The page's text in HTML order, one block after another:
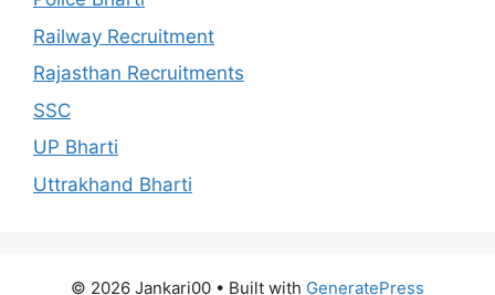
Railway Recruitment
Rajasthan Recruitments
SSC
UP Bharti
Uttrakhand Bharti
© 2026 Jankari00 • Built with GeneratePress